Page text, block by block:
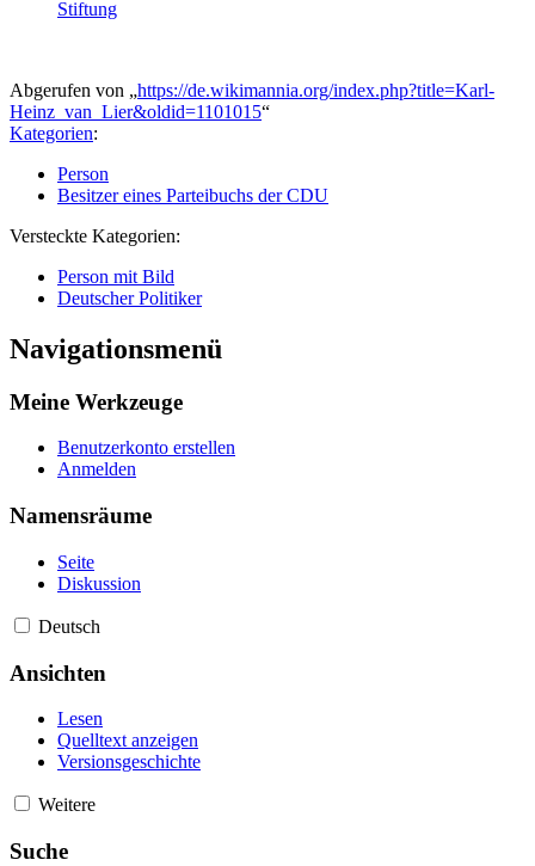
Stiftung
Abgerufen von „https://de.wikimannia.org/index.php?title=Karl-
Heinz_van_Lier&oldid=1101015“
Kategorien:
Person
Besitzer eines Parteibuchs der CDU
Versteckte Kategorien:
Person mit Bild
Deutscher Politiker
Navigationsmenü
Meine Werkzeuge
Benutzerkonto erstellen
Anmelden
Namensräume
Seite
Diskussion
Deutsch
Ansichten
Lesen
Quelltext anzeigen
Versionsgeschichte
Weitere
Suche